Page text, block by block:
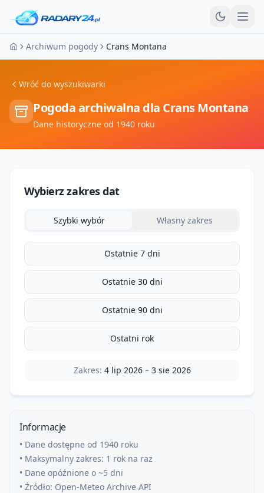
Strona główna
Archiwum pogody Crans Montana
Wróć do wyszukiwarki
Pogoda archiwalna dla Crans Montana
Dane historyczne od 1940 roku
Wybierz zakres dat
Szybki wybór Własny zakres
Ostatnie 7 dni
Ostatnie 30 dni
Ostatnie 90 dni
Ostatni rok
Zakres: 4 lip 2026– 3 sie 2026
Informacje
• Dane dostępne od 1940 roku
• Maksymalny zakres: 1 rok na raz
• Dane opóźnione o ~5 dni
• Źródło: Open-Meteo Archive API